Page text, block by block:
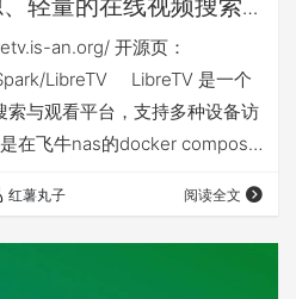
轻量的在线视频搜索
libretv
an.org/ 开源页：
LibreTV LibreTV 是一个
与观看平台，支持多种设备访
在飞牛nas的docker compose
侧映射目录或手动建立nas侧
载链接： ht…
红薯丸子 阅读全文